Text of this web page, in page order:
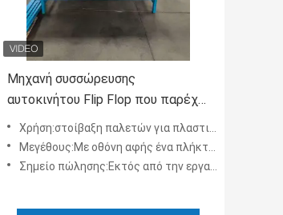
Μηχανή συσσώρευσης
αυτοκινήτου Flip Flop που παρέχει
στροφή και συσσώρευση χαρτιού
για το λαμινισμό με φλάουτο και
τις γραμμές κυματοειδούς
Χρήση:στοίβαξη παλετών για πλαστικοποιημένο χαρτί
Μεγέθους:Με οθόνη αφής ένα πλήκτρο
Σημείο πώλησης:Εκτός από την εργασία